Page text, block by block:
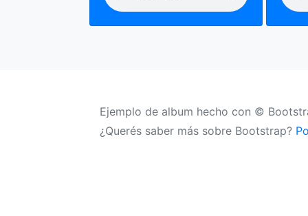
Ejemplo de album hecho con ©
¿Querés saber más sobre Bootstrap?